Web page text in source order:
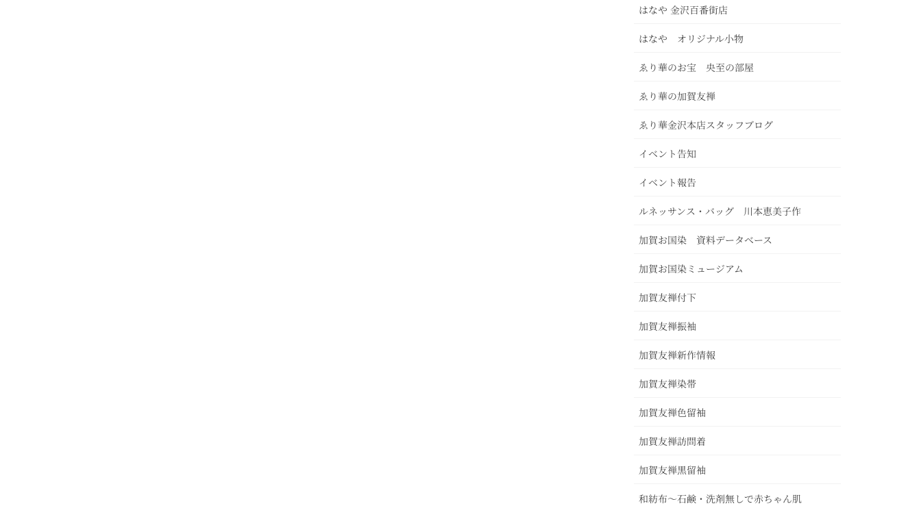
はなや 金沢百番街店
はなや オリジナル小物
ゑり華のお宝 央至の部屋
ゑり華の加賀友禅
ゑり華金沢本店スタッフブログ
イベント告知
イベント報告
ルネッサンス・バッグ 川本恵美子作
加賀お国染 資料データベース
加賀お国染ミュージアム
加賀友禅付下
加賀友禅振袖
加賀友禅新作情報
加賀友禅染帯
加賀友禅色留袖
加賀友禅訪問着
加賀友禅黒留袖
和紡布～石鹸・洗剤無しで赤ちゃん肌